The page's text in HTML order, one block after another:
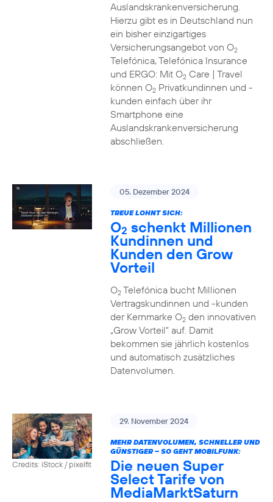
Auslandskrankenversicherung.
Hierzu gibt es in Deutschland nun
ein bisher einzigartiges
Versicherungsangebot von O2
Telefónica, Telefónica Insurance
und ERGO: Mit O2Care | Travel
können O2Privatkundinnen und -
kunden einfach über ihr
Smartphone eine
Auslandskrankenversicherung
abschließen.
05. Dezember 2024
TREUE LOHNT SICH:
O2 schenkt Millionen
Kundinnen und
Kunden den Grow
Vorteil
O2Telefónica bucht Millionen
Vertragskundinnen und -kunden
der Kernmarke O2den innovativen
„Grow Vorteil“ auf. Damit
bekommen sie jährlich kostenlos
und automatisch zusätzliches
Datenvolumen.
Credits: iStock / pixelfit
29. November 2024
MEHR DATENVOLUMEN, SCHNELLER UND
GÜNSTIGER – SO GEHT MOBILFUNK:
Die neuen Super
Select Tarife von
MediaMarktSaturn